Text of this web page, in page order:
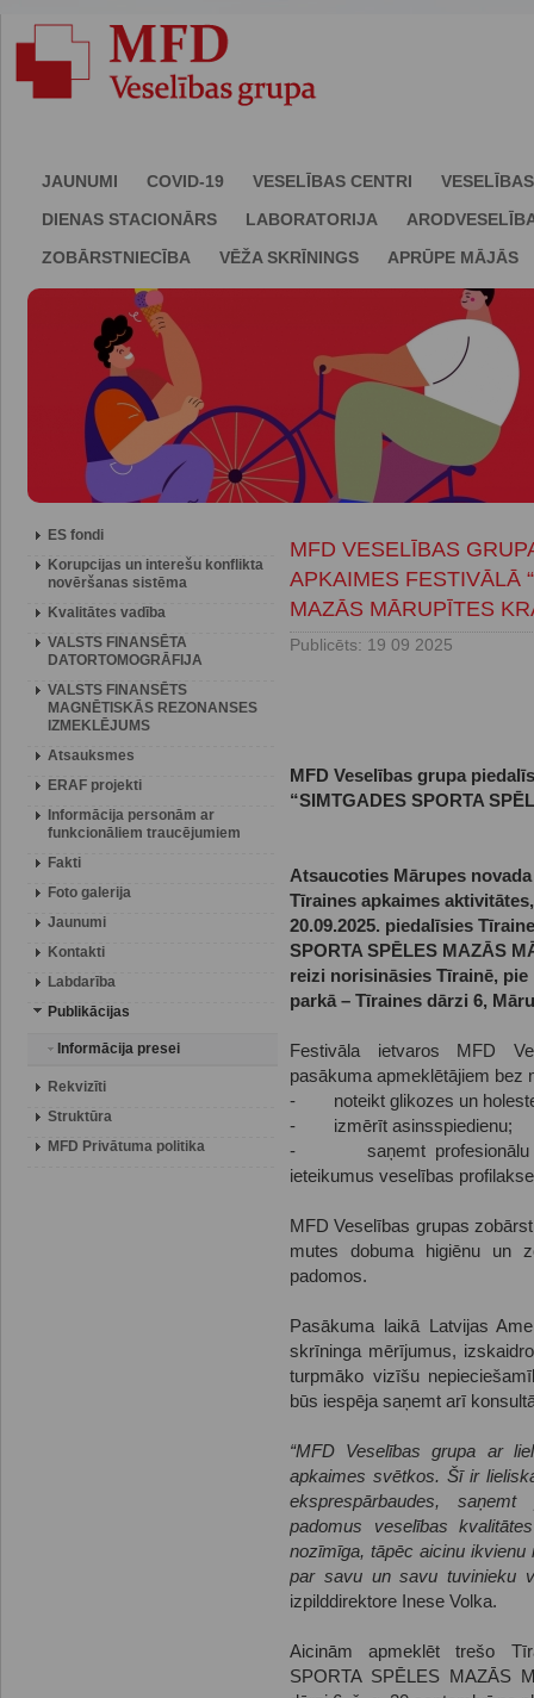
JAUNUMI COVID-19 VESELĪBAS CENTRI
DIENAS STACIONĀRS
LABORATORIJA
ZOBĀRSTNIECĪBA
VĒŽA SKRĪNINGS APRŪPE MĀJĀS
ES fondi
Korupcijas un interešu konflikta
novēršanas sistēma
Kvalitātes vadība
VALSTS FINANSĒTA
DATORTOMOGRĀFIJA
VALSTS FINANSĒTS
MAGNĒTISKĀS REZONANSES
IZMEKLĒJUMS
Atsauksmes
ERAF projekti
Informācija personām ar
funkcionāliem traucējumiem
Fakti
Foto galerija
Jaunumi
Kontakti
Labdarība
Publikācijas
Informācija presei
Rekvizīti
Struktūra
MFD Privātuma politika
MFD VESELĪBAS
APKAIMES FESTIVĀLĀ
MAZĀS MĀRUPĪTES
Publicēts: 19 09 2025
MFD Veselības grupa
“SIMTGADES SPORTA
Atsaucoties Mārupes
Tīraines apkaimes
20.09.2025. piedalīsies
SPORTA SPĒLES MAZĀS
reizi norisināsies Tīrainē,
parkā – Tīraines dārzi 6,
Festivāla ietvaros MFD
pasākuma apmeklētājiem bez
- noteikt glikozes un
- izmērīt asinsspiedienu;
- saņemt profesionālu
ieteikumus veselības
MFD Veselības grupas
mutes dobuma higiēnu un
padomos.
Pasākuma laikā Latvijas
skrīninga mērījumus,
turpmāko vizīšu
būs iespēja saņemt arī
“MFD Veselības grupa ar
apkaimes svētkos. Šī ir
eksprespārbaudes,
padomus veselības
nozīmīga, tāpēc aicinu
par savu un savu tuvinieku
izpilddirektore Inese Volka.
Aicinām apmeklēt trešo
SPORTA SPĒLES MAZĀS